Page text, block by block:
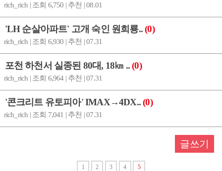
rich_rich | 조회 6,750 | 추천 | 08.01
'LH 순살아파트' 고개 숙인 원희룡..(0)
rich_rich | 조회 6,930 | 추천 | 07.31
포천 하천서 실종된 80대, 18㎞ ..(0)
rich_rich | 조회 6,964 | 추천 | 07.31
'콘크리트 유토피아' IMAX→4DX..(0)
rich_rich | 조회 7,041 | 추천 | 07.31
글쓰기
1 2 3 4 5